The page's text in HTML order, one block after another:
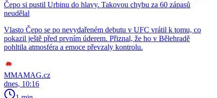
Čepo si pustil Urbinu do hlavy. Takovou chybu za 60 zápasů
neudělal
Vlasto Čepo se po nevydařeném debutu v UFC vrátil k tomu, co
pokazil ještě před prvním úderem. Přiznal, že ho v Bělehradě
pohltila atmosféra a emoce převzaly kontrolu.
MMAMAG.cz
dnes, 10:16